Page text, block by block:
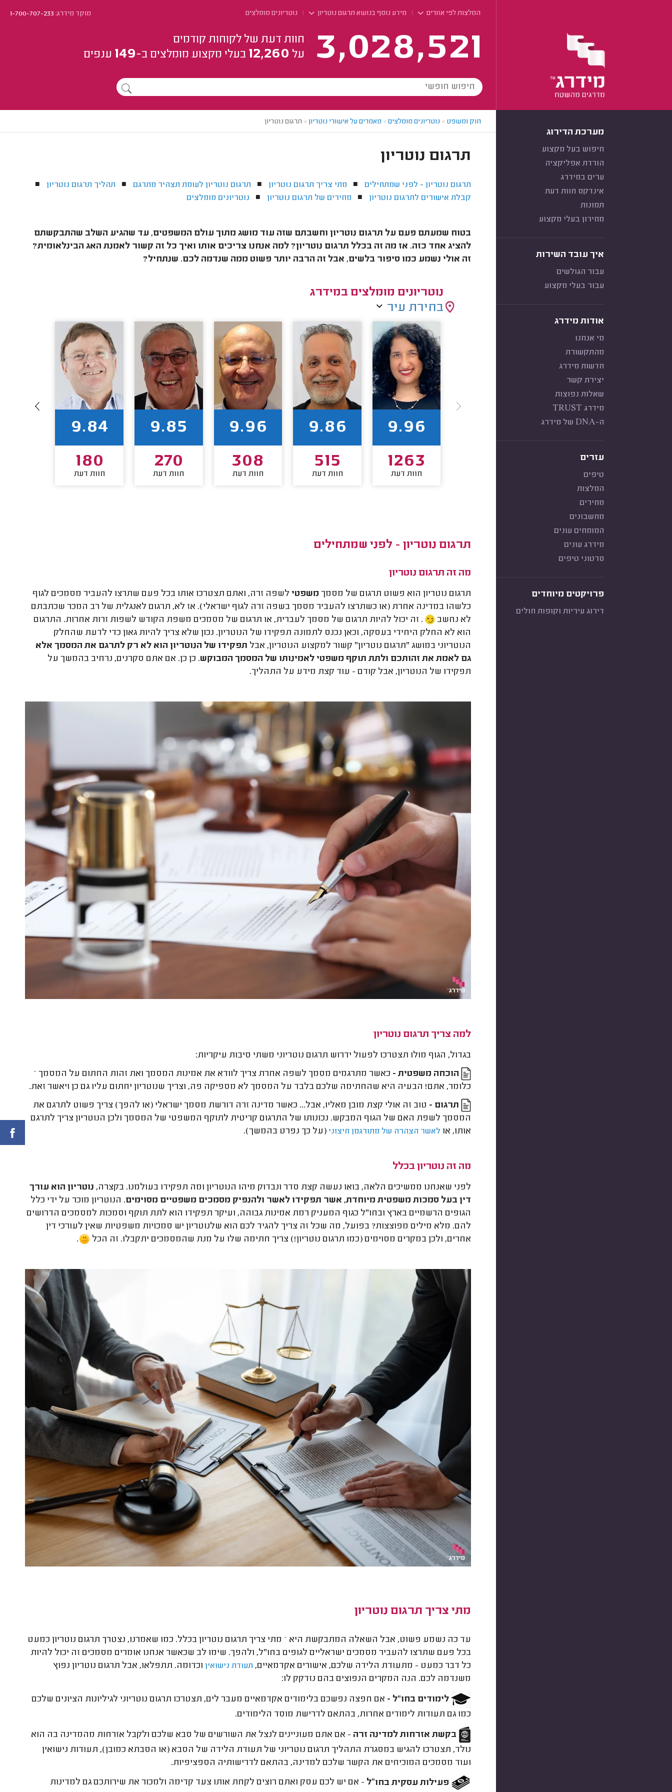
המלצות לפי אזורים מידע נוסף בנושא תרגום נוטריון נוטריונים מומלצים מוקד מידרג:1-700-707-233
3,028,521
חוות דעת של לקוחות קודמים
על 12,260 בעלי מקצוע מומלצים ב-149 ענפים
מערכת הדירוג
חיפוש בעל מקצוע
הורדת אפליקציה
ערים במידרג
אינדקס חוות דעת
תמונות
מחירון בעלי מקצוע
איך עובד השירות
עבור הגולשים
עבור בעלי מקצוע
אודות מידרג
מי אנחנו
מהתקשורת
חדשות מידרג
יצירת קשר
שאלות נפוצות
מידרג TRUST
ה-DNA של מידרג
עזרים
טיפים
המלצות
מחירים
מחשבונים
המומחים עונים
מידרג עונים
סרטוני טיפים
פרויקטים מיוחדים
דירוג עיריות וקופות חולים
חוק ומשפט > נוטריונים מומלצים> מאמרים על אישורי נוטריון> תרגום נוטריון
תרגום נוטריון
תרגום נוטריון - לפני שמתחילים ■ מתי צריך תרגום נוטריון ■ תרגום נוטריון לעומת תצהיר מתרגם ■ תהליך תרגום נוטריון ■
קבלת אישורים לתרגום נוטריון ■ מחירים של תרגום נוטריון ■ נוטריונים מומלצים
בטוח שמעתם פעם על תרגום נוטריון וחשבתם שזה עוד מושג מתוך עולם המשפטים, עד שהגיע השלב שהתבקשתם
להציג אחד כזה. אז מה זה בכלל תרגום נוטריון? למה אנחנו צריכים אותו ואיך כל זה קשור לאמנת האג הבינלאומית?
זה אולי נשמע כמו סיפור בלשים, אבל זה הרבה יותר פשוט ממה שנדמה לכם. שנתחיל?
נוטריונים מומלצים במידרג
בחירת עיר
9.96
1263
חוות דעת
9.86
515
חוות דעת
9.96
308
חוות דעת
9.85
270
חוות דעת
9.84
180
חוות דעת
תרגום נוטריון - לפני שמתחילים
מה זה תרגום נוטריון
תרגום נוטריון הוא פשוט תרגום של מסמך משפטי לשפה זרה, ואתם תצטרכו אותו בכל פעם שתרצו להעביר מסמכים לגוף
כלשהו במדינה אחרת (או כשתרצו להעביר מסמך בשפה זרה לגוף ישראלי). אז לא, תרגום לאנגלית של רב המכר שכתבתם
לא נחשב
. זה יכול להיות תרגום של מסמך לעברית, או תרגום של מסמכים משפת הקודש לשפות זרות אחרות. התרגום
הוא לא החלק היחידי בעסקה, וכאן נכנס לתמונה תפקידו של הנוטריון. נכון שלא צריך להיות גאון כדי לדעת שהחלק
הנוטריוני במושג "תרגום נוטריון" קשור למקצוע הנוטריון, אבל תפקידו של הנוטריון הוא לא רק לתרגם את המסמך אלא
גם לאמת את זהותכם ולתת תוקף משפטי לאמינותו של המסמך המבוקש. כן כן. אם אתם סקרנים, נרחיב בהמשך על
תפקידו של הנוטריון, אבל קודם - עוד קצת מידע על התהליך.
למה צריך תרגום נוטריון
בגדול, הגוף מולו תצטרכו לפעול ידרוש תרגום נוטריוני משתי סיבות עיקריות:
הוכחה משפטית - כאשר מתרגמים מסמך לשפה אחרת צריך לוודא את אמינות המסמך ואת זהות החתום על המסמך –
כלומר, אתם! הבעיה היא שהחתימה שלכם בלבד על המסמך לא מספיקה פה, וצריך שנוטריון יחתום עליו גם כן ויאשר זאת.
תרגום - טוב זה אולי קצת מובן מאליו, אבל... כאשר מדינה זרה דורשת מסמך ישראלי (או להפך) צריך פשוט לתרגם את
המסמך לשפת האם של הגוף המבקש. נכונותו של התרגום קריטית לתוקף המשפטי של המסמך ולכן הנוטריון צריך לתרגם
אותו, או לאשר הצהרה של מתורגמן חיצוני (על כך נפרט בהמשך).
מה זה נוטריון בכלל
לפני שאנחנו ממשיכים הלאה, בואו נעשה קצת סדר ונבדוק מיהו הנוטריון ומה תפקידו בעולמנו. בקצרה, נוטריון הוא עורך
דין בעל סמכות משפטית מיוחדת, אשר תפקידו לאשר ולהנפיק מסמכים משפטיים מסוימים. הנוטריון מוכר על ידי כלל
הגופים הרשמיים בארץ ובחו"ל כגוף המעניק רמת אמינות גבוהה, ועיקר תפקידו הוא לתת תוקף וסמכות למסמכים הדרושים
להם. מלא מילים מפוצצות? בפועל, מה שכל זה צריך להגיד לכם הוא שלנוטריון יש סמכויות משפטיות שאין לעורכי דין
אחרים, ולכן במקרים מסוימים (כמו תרגום נוטריון!) צריך חתימה שלו על מנת שהמסמכים יתקבלו. זה הכל
.
מתי צריך תרגום נוטריון
עד כה נשמע פשוט, אבל השאלה המתבקשת היא – מתי צריך תרגום נוטריון בכלל. כמו שאמרנו, נצטרך תרגום נוטריון כמעט
בכל פעם שתרצו להעביר מסמכים ישראליים לגופים בחו"ל, ולהפך. שימו לב שכאשר אנחנו אומרים מסמכים זה יכול להיות
כל דבר כמעט - מתעודת הלידה שלכם, אישורים אקדמאיים, תעודת נישואיןוכדומה. תתפלאו, אבל תרגום נוטריון נפוץ
משנדמה לכם. הנה המקרים הנפוצים בהם נזדקק לו:
לימודים בחו"ל - אם חפצה נפשכם בלימודים אקדמאיים מעבר לים, תצטרכו תרגום נוטריוני לגיליונות הציונים שלכם
כמו גם תעודות לימודים אחרות, בהתאם לדרישת מוסד הלימודים.
בקשת אזרחות למדינה זרה - אם אתם מעוניינים לנצל את השורשים של סבא שלכם ולקבל אזרחות מהמדינה בה הוא
נולד, תצטרכו להגיש במסגרת התהליך תרגום נוטריוני של תעודת הלידה של הסבא (או הסבתא כמובן), תעודות נישואין
ועוד מסמכים המוכיחים את הקשר שלכם למדינה, בהתאם לדרישותיה הספציפיות.
פעילות עסקית בחו"ל - אם יש לכם עסק ואתם רוצים לקחת אותו צעד קדימה ולמכור את שירותכם גם למדינות